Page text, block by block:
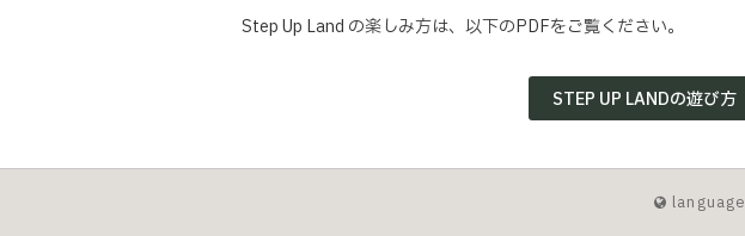
Step Up Land の楽しみ方は、以下のPDFをご覧ください。
STEP UP LANDの遊び方
language